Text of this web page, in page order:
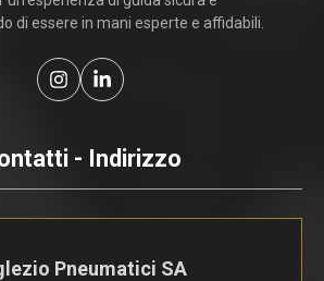
di essere in mani esperte e affidabili.
- Indirizzo
Pneumatici SA